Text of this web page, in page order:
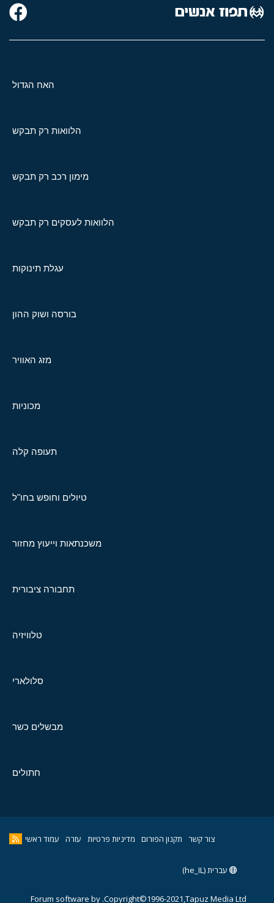
האח הגדול
הלוואות רק תבקש
מימון רכב רק תבקש
הלוואות לעסקים רק תבקש
עגלת תינוקות
בורסה ושוק ההון
מזג האוויר
מכוניות
תעופה קלה
טיולים וחופש בחו"ל
משכנתאות וייעוץ מחזור
תחבורה ציבורית
טלוויזיה
סלולארי
מבשלים כשר
חתולים
צור קשר תקנון הפורום מדיניות פרטיות עזרה עמוד ראשי
עברית (he_IL)
Copyright©1996-2021,Tapuz Media Ltd.
Forum software by